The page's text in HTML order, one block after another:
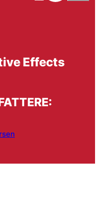
Effects